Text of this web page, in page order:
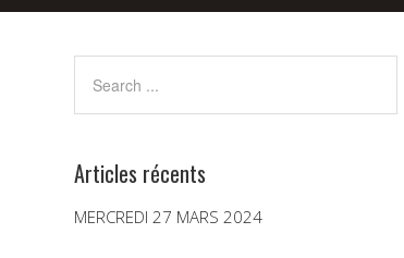
Articles récents
MERCREDI 27 MARS 2024